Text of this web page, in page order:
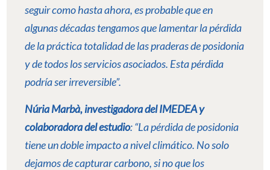
seguir como hasta ahora, es probable que en
algunas décadas tengamos que lamentar la pérdida
de la práctica totalidad de las praderas de posidonia
y de todos los servicios asociados. Esta pérdida
podría ser irreversible”.
Núria Marbà, investigadora del IMEDEA y
colaboradora del estudio: “La pérdida de posidonia
tiene un doble impacto a nivel climático. No solo
dejamos de capturar carbono, si no que los